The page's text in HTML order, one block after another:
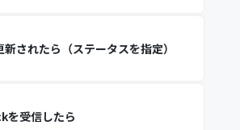
されたら（ステータスを指定）
を受信したら